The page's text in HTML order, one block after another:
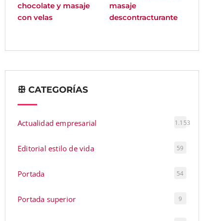
chocolate y masaje
con velas
masaje
descontracturante
ꕥ CATEGORÍAS
Actualidad empresarial 1.153
Editorial estilo de vida 59
Portada 54
Portada superior 9